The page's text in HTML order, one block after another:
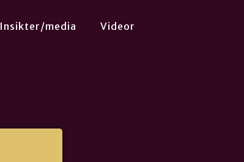
Insikter/media Videor